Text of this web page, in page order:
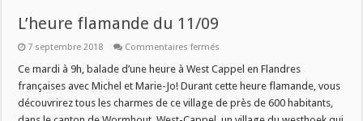
L’heure flamande du 11/09
7 septembre 2018 Commentaires fermés
flamande
du
11/09
Ce mardi à 9h, balade d’une heure à West Cappel en Flandres
françaises avec Michel et Marie-Jo! Durant cette heure flamande, vous
découvrirez tous les charmes de ce village de près de 600 habitants,